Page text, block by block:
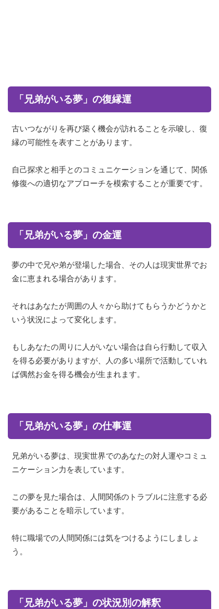
「兄弟がいる夢」の復縁運
古いつながりを再び築く機会が訪れることを示唆し、復
縁の可能性を表すことがあります。
自己探求と相手とのコミュニケーションを通じて、関係
修復への適切なアプローチを模索することが重要です。
「兄弟がいる夢」の金運
夢の中で兄や弟が登場した場合、その人は現実世界でお
金に恵まれる場合があります。
それはあなたが周囲の人々から助けてもらうかどうかと
いう状況によって変化します。
もしあなたの周りに人がいない場合は自ら行動して収入
を得る必要がありますが、人の多い場所で活動していれ
ば偶然お金を得る機会が生まれます。
「兄弟がいる夢」の仕事運
兄弟がいる夢は、現実世界でのあなたの対人運やコミュ
ニケーション力を表しています。
この夢を見た場合は、人間関係のトラブルに注意する必
要があることを暗示しています。
特に職場での人間関係には気をつけるようにしましょ
う。
「兄弟がいる夢」の状況別の解釈